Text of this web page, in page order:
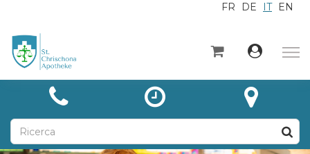
FR DE IT EN
×
Home
Categorie
Notizie
A proposito di